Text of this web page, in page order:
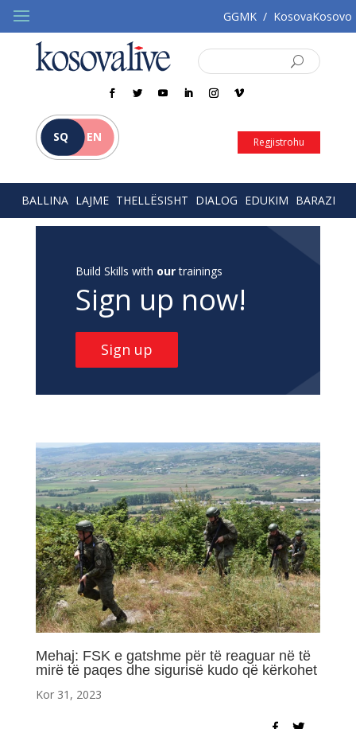
GGMK / KosovaKosovo
SQ EN Regjistrohu
BALLINA LAJME THELLËSISHT DIALOG EDUKIM BARAZI
Build Skills with ourtrainings
Sign up now!
Sign up
Mehaj: FSK e gatshme për të reaguar në të
mirë të paqes dhe sigurisë kudo që kërkohet
Kor 31, 2023